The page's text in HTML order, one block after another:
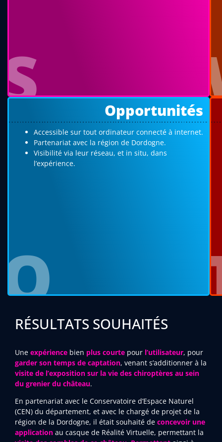
S
O
Opportunités
Accessible sur tout ordinateur connecté à internet.
Partenariat avec la région de Dordogne.
Visibilité via leur réseau, et in situ, dans
l’expérience.
RÉSULTATS SOUHAITÉS
Une expérience bien plus courte pour l’utilisateur, pour
garder son temps de captation, venant s’additionner à la
visite de l’exposition sur la vie des chiroptères au sein
du grenier du château.
En partenariat avec le Conservatoire d’Espace Naturel
(CEN) du département, et avec le chargé de projet de la
région de la Dordogne, il était souhaité de concevoir une
application au casque de Réalité Virtuelle, permettant la